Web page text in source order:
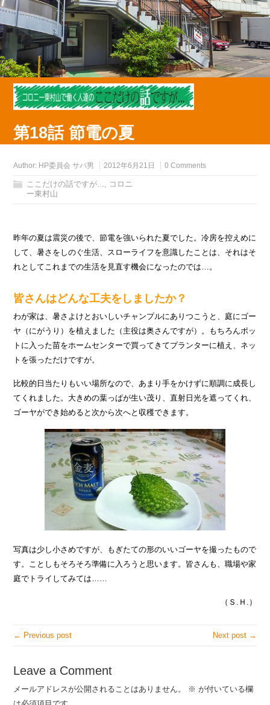
第18話 節電の夏
Author: HP委員会 サバ男 2012年6月21日 0 Comments
ここだけの話ですが...
コロニ
ー東村山
昨年の夏は震災の後で、節電を強いられた夏でした。冷房を控えめに
して、暑さをしのぐ生活、スローライフを意識したことは、それはそ
れとしてこれまでの生活を見直す機会になったのでは…。
皆さんはどんな工夫をしましたか？
わが家は、暑さよけとおいしいチャンプルにありつこうと、庭にゴー
ヤ（にがうり）を植えました（主役は奥さんですが）。もちろんポッ
トに入った苗をホームセンターで買ってきてプランターに植え、ネッ
トを張っただけですが。
比較的日当たりもいい場所なので、あまり手をかけずに順調に成長し
てくれました。大きめの葉っぱが生い茂り、直射日光を遮ってくれ、
ゴーヤができ始めると次から次へと収穫できます。
写真は少し小さめですが、もぎたての形のいいゴーヤを撮ったもので
す。ことしもそろそろ準備に入ろうと思います。皆さんも、職場や家
庭でトライしてみては……
（Ｓ.Ｈ.）
← Previous post Next post →
Leave a Comment
メールアドレスが公開されることはありません。 ※ が付いている欄
は必須項目です